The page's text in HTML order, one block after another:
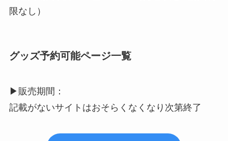
限なし）
グッズ予約可能ページ一覧
▶︎販売期間：
記載がないサイトはおそらくなくなり次第終了